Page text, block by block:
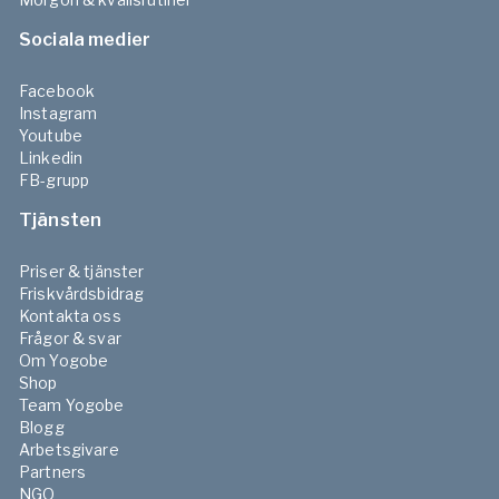
Sociala medier
Facebook
Instagram
Youtube
Linkedin
FB-grupp
Tjänsten
Priser & tjänster
Friskvårdsbidrag
Kontakta oss
Frågor & svar
Om Yogobe
Shop
Team Yogobe
Blogg
Arbetsgivare
Partners
NGO